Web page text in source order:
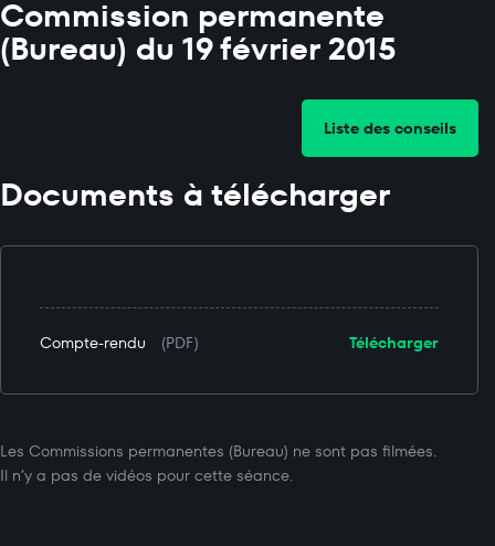
Commission permanente
(Bureau) du 19 février 2015
Liste des conseils
Documents à télécharger
Télécharger
Compte-rendu (PDF)
Les Commissions permanentes (Bureau) ne sont pas filmées.
Il n’y a pas de vidéos pour cette séance.